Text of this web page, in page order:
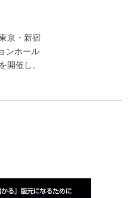
京・新宿
ンホール
開催し、